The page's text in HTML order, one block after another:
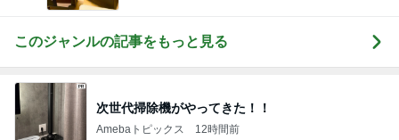
Amebaトピックス 1日前
SNSで人気のヘアケアがdeal対象
Amebaトピックス 1日前